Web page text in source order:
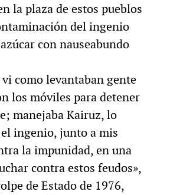
la plaza de estos pueblos
del ingenio
con nauseabundo
como levantaban gente
los móviles para detener
manejaba Kairuz, lo
ingenio, junto a mis
la impunidad, en una
contra estos feudos»,
de Estado de 1976,